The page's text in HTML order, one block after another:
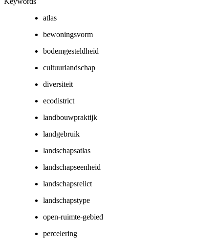
atlas
bewoningsvorm
bodemgesteldheid
cultuurlandschap
diversiteit
ecodistrict
landbouwpraktijk
landgebruik
landschapsatlas
landschapseenheid
landschapsrelict
landschapstype
open-ruimte-gebied
percelering